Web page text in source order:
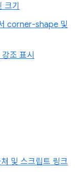
크기
corner-shape 및
조 표시
및 스크립트 링크